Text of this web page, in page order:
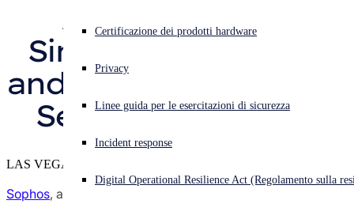
Cyberattacco in corso? Ottieni assistenza immediata
Accedi
Open search
Italiano Open language switcher
Certificazione dei prodotti hardware
Privacy
Linee guida per le esercitazioni di sicurezza
Incident response
Digital Operational Resilience Act (Regolamento sulla
Premi e recensioni
Addetti stampa
Automate and
Simplify Detection
and Response of AWS
Security Incidents
LAS VEGAS, AWS re:Invent
Sophos, a global leader in next-generation cybersecurity,